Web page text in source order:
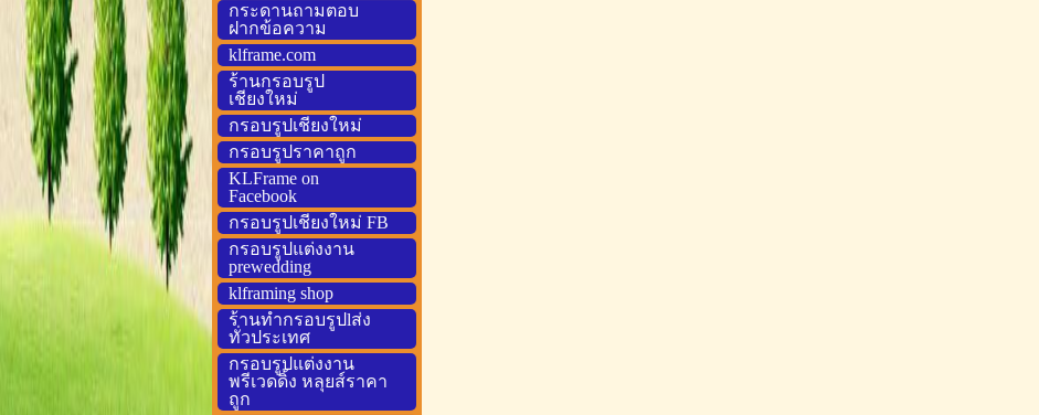
กระดานถามตอบ
ฝากข้อความ
klframe.com
ร้านกรอบรูป
เชียงใหม่
กรอบรูปเชียงใหม่
กรอบรูปราคาถูก
KLFrame on
Facebook
กรอบรูปเชียงใหม่ FB
กรอบรูปแต่งงาน
prewedding
klframing shop
ร้านทำกรอบรูปlส่ง
ทั่วประเทศ
กรอบรูปแต่งงาน
พรีเวดดิ้ง หลุยส์ราคา
ถูก